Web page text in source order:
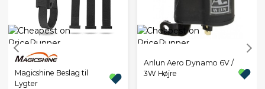
Magicshine Beslag til
Lygter
Anlun Aero Dynamo 6V /
3W Højre